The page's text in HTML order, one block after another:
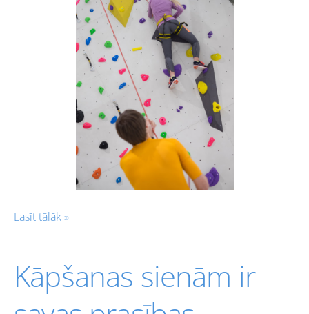
Lasīt tālāk »
Kāpšanas sienām ir